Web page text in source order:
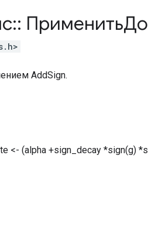
::
AddSign.
<- (alpha +sign_decay *sign(g)